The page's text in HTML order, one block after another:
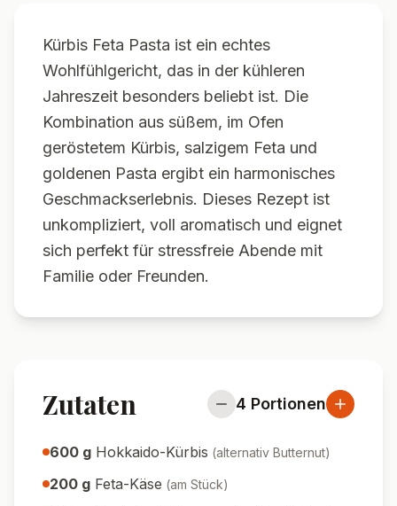
Kürbis Feta Pasta ist ein echtes
Wohlfühlgericht, das in der kühleren
Jahreszeit besonders beliebt ist. Die
Kombination aus süßem, im Ofen
geröstetem Kürbis, salzigem Feta und
goldenen Pasta ergibt ein harmonisches
Geschmackserlebnis. Dieses Rezept ist
unkompliziert, voll aromatisch und eignet
sich perfekt für stressfreie Abende mit
Familie oder Freunden.
Zutaten 4 Portionen
600 g Hokkaido-Kürbis (alternativ Butternut)
200 g Feta-Käse (am Stück)